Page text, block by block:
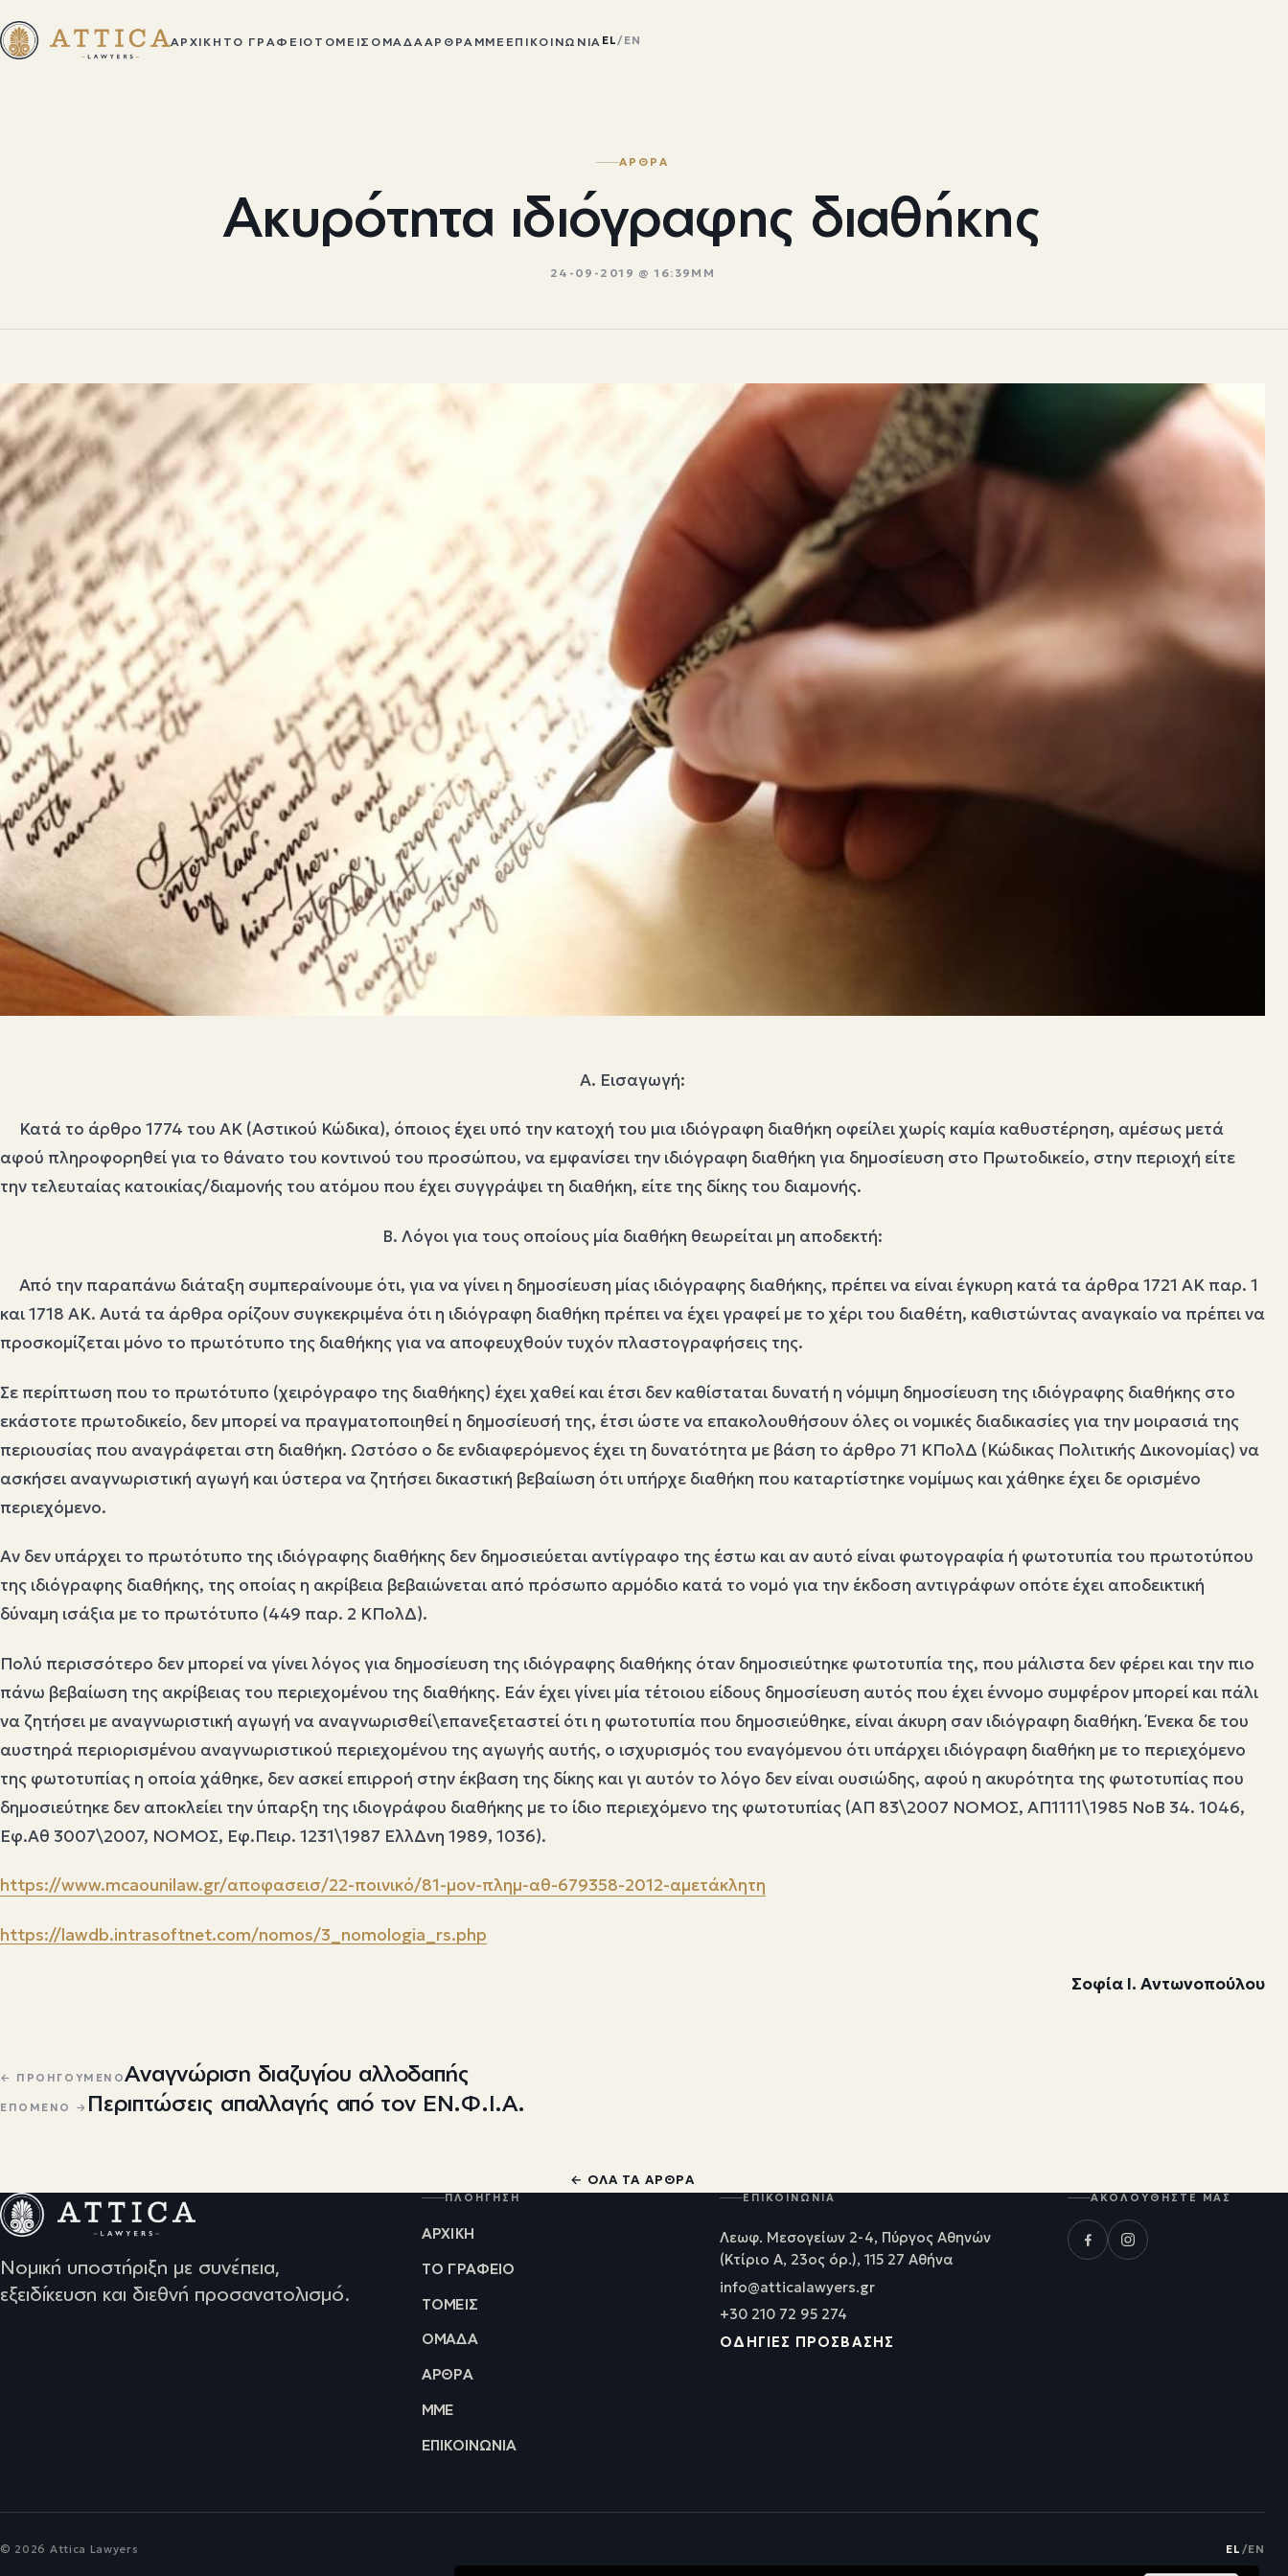
ΑΡΧΙΚΉ ΤΟ ΓΡΑΦΕΊΟ ΤΟΜΕΊΣ ΟΜΆΔΑΆΡΘΡΑ ΜΜΕ ΕΠΙΚΟΙΝΩΝΊΑ EL /EN
ΑΡΘΡΑ
Ακυρότητα ιδιόγραφης διαθήκης
24-09-2019 @ 16:39ΜΜ
Α. Εισαγωγή:
Κατά το άρθρο 1774 του ΑΚ (Αστικού Κώδικα), όποιος έχει υπό την κατοχή του μια ιδιόγραφη διαθήκη οφείλει χωρίς καμία καθυστέρηση, αμέσως μετά
αφού πληροφορηθεί για το θάνατο του κοντινού του προσώπου, να εμφανίσει την ιδιόγραφη διαθήκη για δημοσίευση στο Πρωτοδικείο, στην περιοχή είτε
την τελευταίας κατοικίας/διαμονής του ατόμου που έχει συγγράψει τη διαθήκη, είτε της δίκης του διαμονής.
Β. Λόγοι για τους οποίους μία διαθήκη θεωρείται μη αποδεκτή:
Από την παραπάνω διάταξη συμπεραίνουμε ότι, για να γίνει η δημοσίευση μίας ιδιόγραφης διαθήκης, πρέπει να είναι έγκυρη κατά τα άρθρα 1721 ΑΚ παρ. 1
και 1718 ΑΚ. Αυτά τα άρθρα ορίζουν συγκεκριμένα ότι η ιδιόγραφη διαθήκη πρέπει να έχει γραφεί με το χέρι του διαθέτη, καθιστώντας αναγκαίο να πρέπει να
προσκομίζεται μόνο το πρωτότυπο της διαθήκης για να αποφευχθούν τυχόν πλαστογραφήσεις της.
Σε περίπτωση που το πρωτότυπο (χειρόγραφο της διαθήκης) έχει χαθεί και έτσι δεν καθίσταται δυνατή η νόμιμη δημοσίευση της ιδιόγραφης διαθήκης στο
εκάστοτε πρωτοδικείο, δεν μπορεί να πραγματοποιηθεί η δημοσίευσή της, έτσι ώστε να επακολουθήσουν όλες οι νoμικές διαδικασίες για την μοιρασιά της
περιουσίας που αναγράφεται στη διαθήκη. Ωστόσο ο δε ενδιαφερόμενος έχει τη δυνατότητα με βάση το άρθρο 71 ΚΠολΔ (Κώδικας Πολιτικής Δικονομίας) να
ασκήσει αναγνωριστική αγωγή και ύστερα να ζητήσει δικαστική βεβαίωση ότι υπήρχε διαθήκη που καταρτίστηκε νομίμως και χάθηκε έχει δε ορισμένο
περιεχόμενο.
Αν δεν υπάρχει το πρωτότυπο της ιδιόγραφης διαθήκης δεν δημοσιεύεται αντίγραφο της έστω και αν αυτό είναι φωτογραφία ή φωτοτυπία του πρωτοτύπου
της ιδιόγραφης διαθήκης, της οποίας η ακρίβεια βεβαιώνεται από πρόσωπο αρμόδιο κατά το νομό για την έκδοση αντιγράφων οπότε έχει αποδεικτική
δύναμη ισάξια με το πρωτότυπο (449 παρ. 2 ΚΠολΔ).
Πολύ περισσότερο δεν μπορεί να γίνει λόγος για δημοσίευση της ιδιόγραφης διαθήκης όταν δημοσιεύτηκε φωτοτυπία της, που μάλιστα δεν φέρει και την πιο
πάνω βεβαίωση της ακρίβειας του περιεχομένου της διαθήκης. Εάν έχει γίνει μία τέτοιου είδους δημοσίευση αυτός που έχει έννομο συμφέρον μπορεί και πάλι
να ζητήσει με αναγνωριστική αγωγή να αναγνωρισθεί\επανεξεταστεί ότι η φωτοτυπία που δημοσιεύθηκε, είναι άκυρη σαν ιδιόγραφη διαθήκη. Ένεκα δε του
αυστηρά περιορισμένου αναγνωριστικού περιεχομένου της αγωγής αυτής, ο ισχυρισμός του εναγόμενου ότι υπάρχει ιδιόγραφη διαθήκη με το περιεχόμενο
της φωτοτυπίας η οποία χάθηκε, δεν ασκεί επιρροή στην έκβαση της δίκης και γι αυτόν το λόγο δεν είναι ουσιώδης, αφού η ακυρότητα της φωτοτυπίας που
δημοσιεύτηκε δεν αποκλείει την ύπαρξη της ιδιογράφου διαθήκης με το ίδιο περιεχόμενο της φωτοτυπίας (ΑΠ 83\2007 ΝΟΜΟΣ, ΑΠ1111\1985 ΝοΒ 34. 1046,
Εφ.Αθ 3007\2007, ΝΟΜΟΣ, Εφ.Πειρ. 1231\1987 ΕλλΔνη 1989, 1036).
https://www.mcaounilaw.gr/αποφασεισ/22-ποινικό/81-μον-πλημ-αθ-679358-2012-αμετάκλητη
https://lawdb.intrasoftnet.com/nomos/3_nomologia_rs.php
Σοφία Ι. Αντωνοπούλου
Πλοήγηση άρθρων
← ΠΡΟΗΓΟΎΜΕΝΟΑναγνώριση διαζυγίου αλλοδαπής
ΕΠΌΜΕΝΟ → Περιπτώσεις απαλλαγής από τον ΕΝ.Φ.Ι.Α.
← ΌΛΑ ΤΑ ΆΡΘΡΑ
Νομική υποστήριξη με συνέπεια,
εξειδίκευση και διεθνή προσανατολισμό.
ΠΛΟΉΓΗΣΗ
ΑΡΧΙΚΉ
ΤΟ ΓΡΑΦΕΊΟ
ΤΟΜΕΊΣ
ΟΜΆΔΑ
ΆΡΘΡΑ
ΜΜΕ
ΕΠΙΚΟΙΝΩΝΊΑ
ΕΠΙΚΟΙΝΩΝΊΑ
Λεωφ. Μεσογείων 2-4, Πύργος Αθηνών
(Κτίριο Α, 23ος όρ.), 115 27 Αθήνα
info@atticalawyers.gr
+30 210 72 95 274
ΟΔΗΓΊΕΣ ΠΡΌΣΒΑΣΗΣ
ΑΚΟΛΟΥΘΉΣΤΕ ΜΑΣ
© 2026 Attica Lawyers EL /EN